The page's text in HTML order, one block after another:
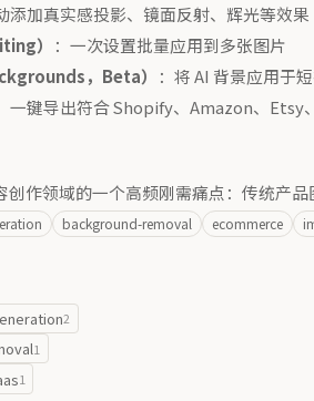
添加真实感投影、镜面反射、辉光等效果
）
：一次设置批量应用到多张图片
，Beta）
：将 AI 背景应用于
一键导出符合 Shopify、Amazon、
作领域的一个高频刚需痛点：传统产
background-removal ecommerce
2
1
1